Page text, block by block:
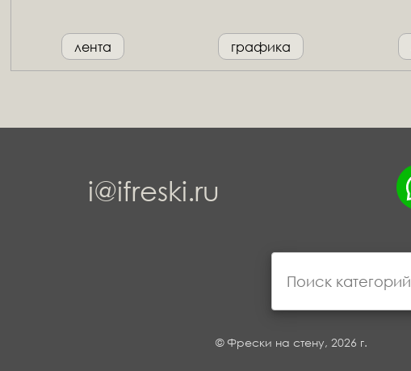
лента графика
i@ifreski.ru
© Фрески на стену, 2026 г.